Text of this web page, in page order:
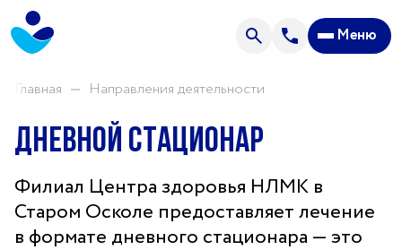
Меню
Анализы
Акции
Пациентам
О центре
Направления нашей деятельности
Новости
Главная Направления деятельности
Дневной стационар
Филиал Центра здоровья НЛМК в
Старом Осколе предоставляет лечение
в формате дневного стационара — это